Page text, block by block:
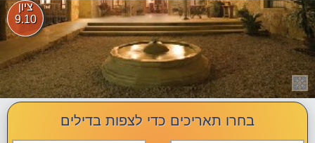
ציון
9.10
בחרו תאריכים כדי לצפות בדילים